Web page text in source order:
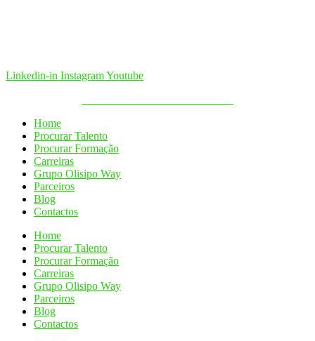
Linkedin-in InstagramYoutube
Home
Procurar Talento
Procurar Formação
Carreiras
Grupo Olisipo Way
Parceiros
Blog
Contactos
Home
Procurar Talento
Procurar Formação
Carreiras
Grupo Olisipo Way
Parceiros
Blog
Contactos